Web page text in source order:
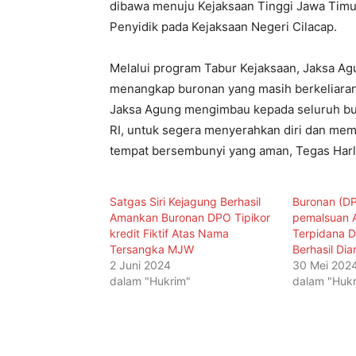
dibawa menuju Kejaksaan Tinggi Jawa
Penyidik pada Kejaksaan Negeri Cilacap.
Melalui program Tabur Kejaksaan, Jaksa
menangkap buronan yang masih
Jaksa Agung mengimbau kepada seluruh
RI, untuk segera menyerahkan diri dan
tempat bersembunyi yang aman, Tegas
Satgas Siri Kejagung Berhasil
Amankan Buronan DPO Tipikor
kredit Fiktif Atas Nama
Tersangka MJW
2 Juni 2024
dalam "Hukrim"
Buronan
pemalsuan
Terpidana
Berhasil
30 Mei
dalam